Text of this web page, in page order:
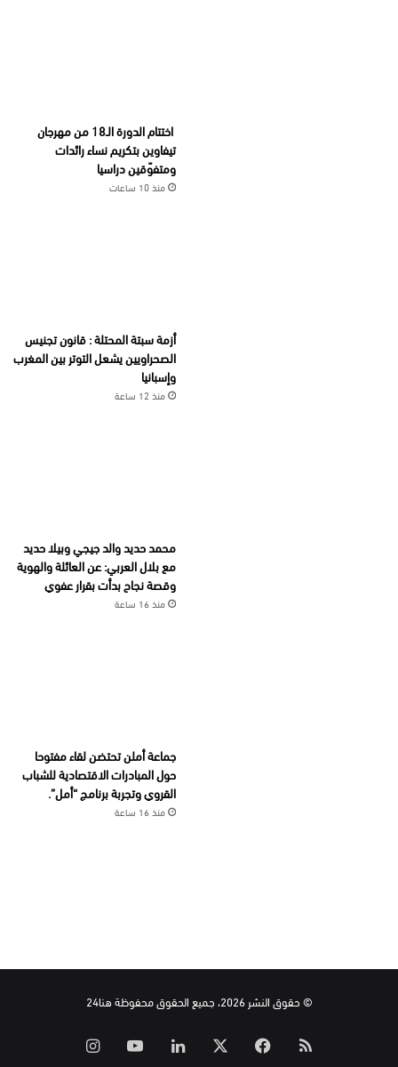
اختتام الدورة الـ18 من مهرجان
تيفاوين بتكريم نساء رائدات
ومتفوّقين دراسيا
منذ 10 ساعات
أزمة سبتة المحتلة : قانون تجنيس
الصحراويين يشعل التوتر بين المغرب
وإسبانيا
منذ 12 ساعة
محمد حديد والد جيجي وبيلا حديد
مع بلال العربي: عن العائلة والهوية
وقصة نجاح بدأت بقرار عفوي
منذ 16 ساعة
جماعة أملن تحتضن لقاء مفتوحا
حول المبادرات الاقتصادية للشباب
القروي وتجربة برنامج “أمل”.
منذ 16 ساعة
© حقوق النشر 2026، جميع الحقوق محفوظة هنا24
ملخص فيسبوك لينكدإن ‫YouTube